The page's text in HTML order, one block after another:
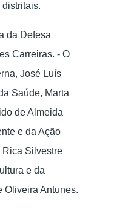
da Defesa
Carreiras. - O
José Luís
Saúde, Marta
de Almeida
e da Ação
Rica Silvestre
e da
Oliveira Antunes.